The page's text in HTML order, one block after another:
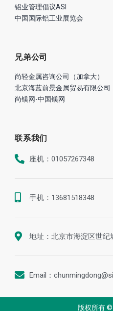
铝业管理倡议ASI
中国国际铝工业展览会
兄弟公司
尚轻金属咨询公司（加拿大）
北京海蓝前景金属贸易有限公司
尚镁网-中国镁网
联系我们
座机：01057267348
手机：13681518348
地址：北京市海淀区世纪
Email：
版权所有